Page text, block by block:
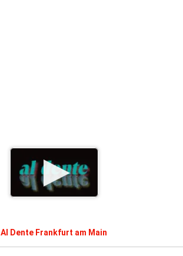
Al Dente Frankfurt am Main